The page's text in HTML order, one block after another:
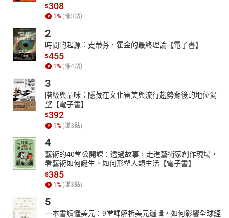
屏東縣人，於台北一帶遊蕩多年，生活在想像與現實的縫隙之間。
二〇一四年成立飛文工作室，從事獨立出版。著有小說《劍客的接
待》、《師大公園地下社會》。
【主播簡介】
張心哲
舞台劇、廣告、短片演員，近期演出作品：廣藝劇場NO.4鄧麗君經
典歌曲音樂劇《何日君再來》等。於2020年加入【鏡好聽學院】擔
任聲音主播，投入有聲書錄製。目前在鏡好聽的有聲書作品有《師
大公園地下社會》（飛文工作室）、《薩提爾的守護之心》（寶瓶
文化）、《對話的力量》（寶瓶文化）、《一個乾淨明亮的地方》
（逗點文創結社）、《我們的時代》（逗點文創結社）。
$308
1 % (賺3點)
2
時間的起源：史蒂芬．霍金的最終理論【電子書】
$455
1 % (賺4點)
3
階級與品味：隱藏在文化審美與流行趨勢背後的地位渴
望【電子書】
$392
1 % (賺3點)
4
藝術的40堂公開課：透過故事，走進藝術家創作現場，
看藝術如何誕生、如何形塑人類生活【電子書】
$385
1 % (賺3點)
5
一本書讀懂美元：9堂課解析美元邏輯，如何影響全球經